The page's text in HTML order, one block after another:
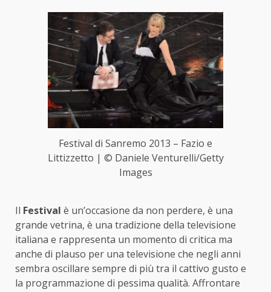
Festival di Sanremo 2013 – Fazio e
Littizzetto | © Daniele Venturelli/Getty
Images
Il Festival è un’occasione da non perdere, è una
grande vetrina, è una tradizione della televisione
italiana e rappresenta un momento di critica ma
anche di plauso per una televisione che negli anni
sembra oscillare sempre di più tra il cattivo gusto e
la programmazione di pessima qualità. Affrontare